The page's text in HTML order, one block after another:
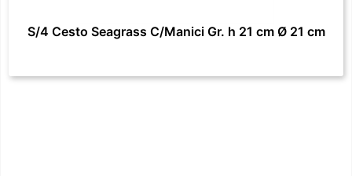
S/4 Cesto Seagrass C/Manici Gr. h 21 cm Ø 21 cm